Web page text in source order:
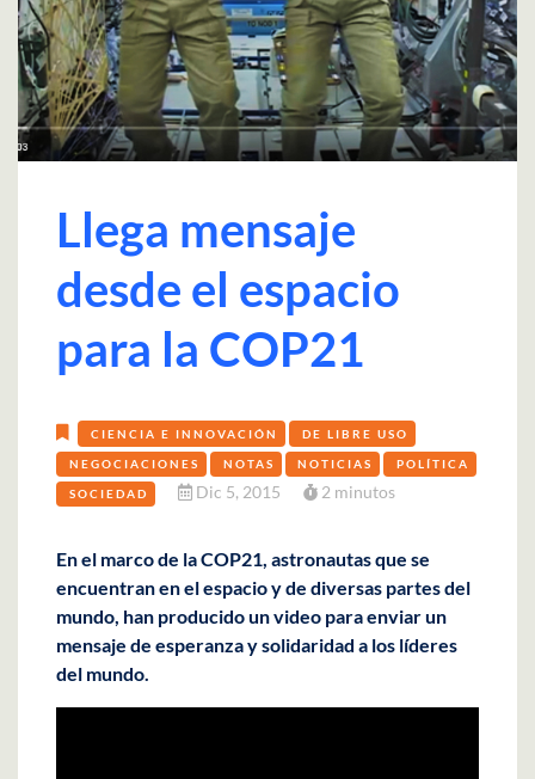
Llega mensaje
desde el espacio
para la COP21
CIENCIA E INNOVACIÓN DE LIBRE USO
NEGOCIACIONES NOTAS NOTICIAS POLÍTICA
SOCIEDAD Dic 5, 2015 2 minutos
En el marco de la COP21, astronautas que se
encuentran en el espacio y de diversas partes del
mundo, han producido un video para enviar un
mensaje de esperanza y solidaridad a los líderes
del mundo.